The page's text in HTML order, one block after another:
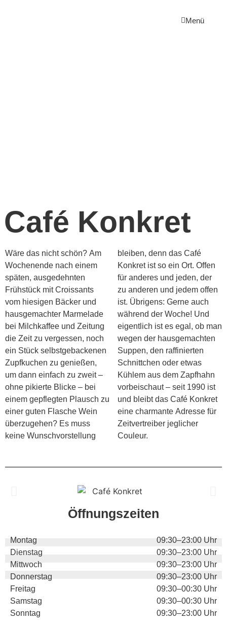
Menü
Café Konkret
Wäre das nicht schön? Am
Wochenende nach einem
späten, ausgedehnten
Frühstück mit Croissants
vom hiesigen Bäcker und
hausgemachter Marmelade
bei Milchkaffee und Zeitung
die Zeit zu vergessen, noch
ein Stück selbstgebackenen
Zupfkuchen zu genießen,
um dann einfach zu zweit –
ohne pikierte Blicke – bei
einem gepflegten Plausch zu
einer guten Flasche Wein
überzugehen? Es muss
keine Wunschvorstellung
bleiben, denn das Café
Konkret ist so ein Ort. Offen
für anderes und jeden, der
zu anderen und jedem offen
ist. Übrigens: Gerne auch
während der Woche! Und
eigentlich ist es egal, ob man
wegen der hausgemachten
Suppen, den raffinierten
Schnittchen oder etwas
Kühlem aus dem Zapfhahn
vorbeischaut – seit 1990 ist
und bleibt das Café Konkret
eine charmante Adresse für
Zeitvertreiber jeglicher
Couleur.
Öffnungszeiten
Montag
09:30–23:00 Uhr
Dienstag
09:30–23:00 Uhr
Mittwoch
09:30–23:00 Uhr
Donnerstag
09:30–23:00 Uhr
Freitag
09:30–00:30 Uhr
Samstag
09:30–00:30 Uhr
Sonntag
09:30–23:00 Uhr